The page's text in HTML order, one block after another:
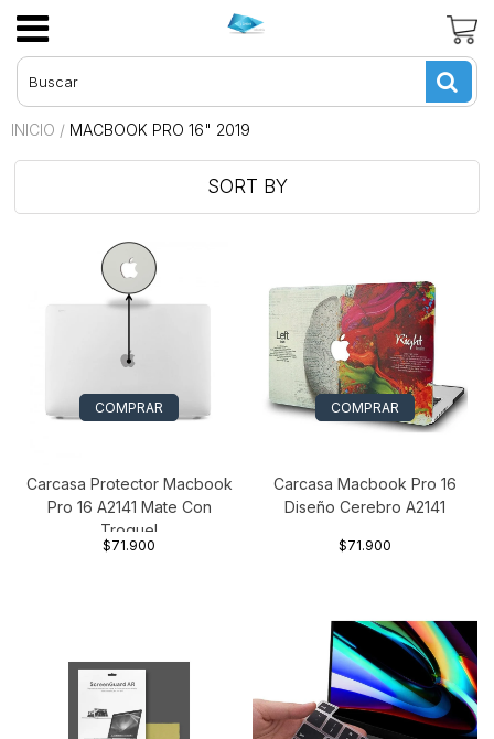
INICIO / MACBOOK PRO 16" 2019
SORT BY
COMPRAR
Carcasa Protector Macbook
Pro 16 A2141 Mate Con
Troquel
$71.900
COMPRAR
Carcasa Macbook Pro 16
Diseño Cerebro A2141
$71.900